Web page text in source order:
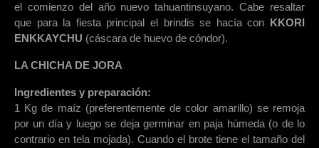
el comienzo del año nuevo tahuantinsuyano. Cabe resaltar
que para la fiesta principal el brindis se hacía con KKORI
ENKKAYCHU (cáscara de huevo de cóndor).
LA CHICHA DE JORA
Ingredientes y preparación:
1 Kg de maíz (preferentemente de color amarillo) se remoja
por un día y luego se deja germinar en paja húmeda (o de lo
contrario en tela mojada). Cuando el brote tiene el tamaño del